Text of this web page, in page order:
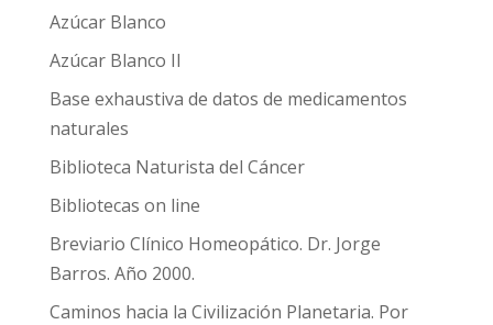
Azúcar Blanco
Azúcar Blanco II
Base exhaustiva de datos de medicamentos
naturales
Biblioteca Naturista del Cáncer
Bibliotecas on line
Breviario Clínico Homeopático. Dr. Jorge
Barros. Año 2000.
Caminos hacia la Civilización Planetaria. Por